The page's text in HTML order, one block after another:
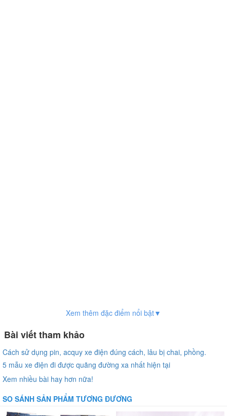
Xem thêm đặc điểm nổi bật▼
Bài viết tham khảo
Cách sử dụng pin, acquy xe điện đúng cách, lâu bị chai, phồng.
5 mẫu xe điện đi được quãng đường xa nhất hiện tại
Xem nhiều bài hay hơn nữa!
SO SÁNH SẢN PHẨM TƯƠNG ĐƯƠNG